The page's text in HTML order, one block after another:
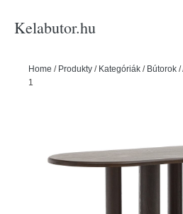
Kelabutor.hu
Home / Produkty / Kategóriák / Bútorok /
105x220 cm Mailen – Kave Home